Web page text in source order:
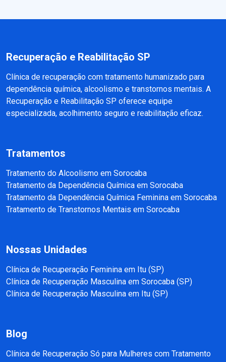
Recuperação e Reabilitação SP
Clínica de recuperação com tratamento humanizado para
dependência química, alcoolismo e transtornos mentais. A
Recuperação e Reabilitação SP oferece equipe
especializada, acolhimento seguro e reabilitação eficaz.
Tratamentos
Tratamento do Alcoolismo em Sorocaba
Tratamento da Dependência Química em Sorocaba
Tratamento da Dependência Química Feminina em Sorocaba
Tratamento de Transtornos Mentais em Sorocaba
Nossas Unidades
Clínica de Recuperação Feminina em Itu (SP)
Clínica de Recuperação Masculina em Sorocaba (SP)
Clínica de Recuperação Masculina em Itu (SP)
Blog
Clínica de Recuperação Só para Mulheres com Tratamento